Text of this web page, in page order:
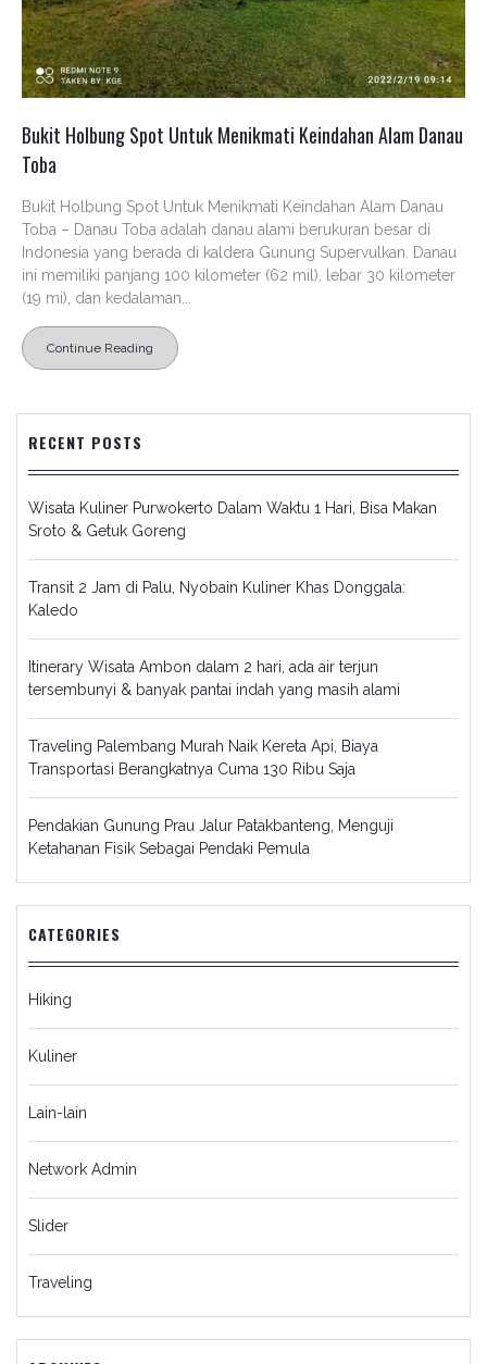
Bukit Holbung Spot Untuk Menikmati Keindahan Alam Danau
Toba
Bukit Holbung Spot Untuk Menikmati Keindahan Alam Danau
Toba – Danau Toba adalah danau alami berukuran besar di
Indonesia yang berada di kaldera Gunung Supervulkan. Danau
ini memiliki panjang 100 kilometer (62 mil), lebar 30 kilometer
(19 mi), dan kedalaman...
Continue Reading
RECENT POSTS
Wisata Kuliner Purwokerto Dalam Waktu 1 Hari, Bisa Makan
Sroto & Getuk Goreng
Transit 2 Jam di Palu, Nyobain Kuliner Khas Donggala:
Kaledo
Itinerary Wisata Ambon dalam 2 hari, ada air terjun
tersembunyi & banyak pantai indah yang masih alami
Traveling Palembang Murah Naik Kereta Api, Biaya
Transportasi Berangkatnya Cuma 130 Ribu Saja
Pendakian Gunung Prau Jalur Patakbanteng, Menguji
Ketahanan Fisik Sebagai Pendaki Pemula
CATEGORIES
Hiking
Kuliner
Lain-lain
Network Admin
Slider
Traveling